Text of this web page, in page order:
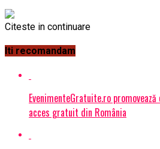
Citeste in continuare
Iti recomandam
EvenimenteGratuite.ro
acces gratuit din România